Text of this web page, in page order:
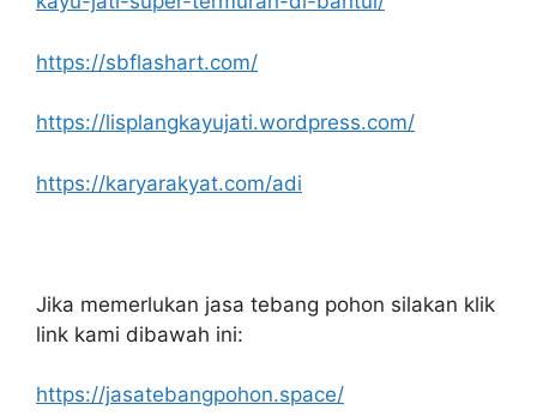
https://sbflashart.com/
https://lisplangkayujati.wordpress.com/
https://karyarakyat.com/adi
Jika memerlukan jasa tebang pohon silakan klik
link kami dibawah ini:
https://jasatebangpohon.space/